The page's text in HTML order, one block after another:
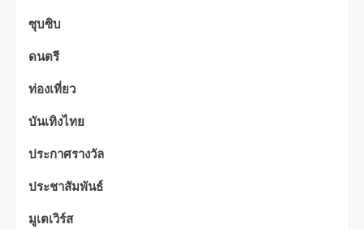
ซุบซิบ
ดนตรี
ท่องเที่ยว
บันเทิงไทย
ประกาศรางวัล
ประชาสัมพันธ์
มูเตเวิร์ส